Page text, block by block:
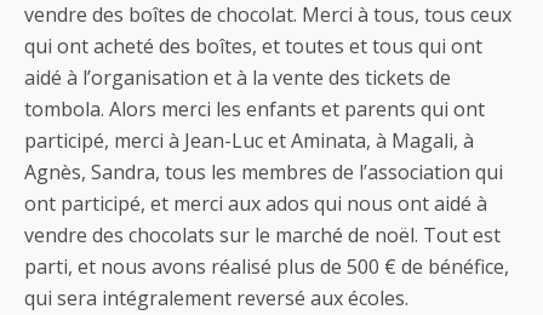
vendre des boîtes de chocolat. Merci à tous, tous ceux
qui ont acheté des boîtes, et toutes et tous qui ont
aidé à l’organisation et à la vente des tickets de
tombola. Alors merci les enfants et parents qui ont
participé, merci à Jean-Luc et Aminata, à Magali, à
Agnès, Sandra, tous les membres de l’association qui
ont participé, et merci aux ados qui nous ont aidé à
vendre des chocolats sur le marché de noël. Tout est
parti, et nous avons réalisé plus de 500 € de bénéfice,
qui sera intégralement reversé aux écoles.